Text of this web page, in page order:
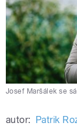
Josef Maršálek se
autor: Patrik